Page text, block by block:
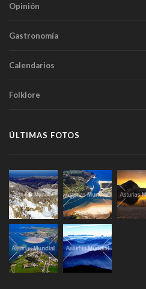
Opinión
Gastronomía
Calendarios
Folklore
ÚLTIMAS FOTOS